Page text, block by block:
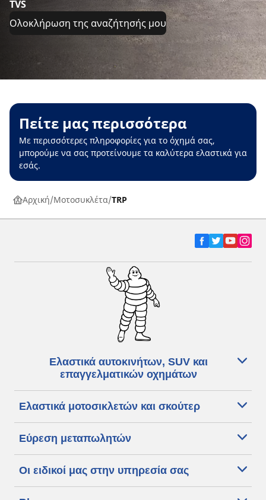
TVS
Ολοκλήρωση της αναζήτησής μου
Πείτε μας περισσότερα
Με περισσότερες πληροφορίες για το όχημά σας,
μπορούμε να σας προτείνουμε τα καλύτερα ελαστικά για
εσάς.
Αρχική Μοτοσυκλέτα TRP
Ελαστικά αυτοκινήτων, SUV και
επαγγελματικών οχημάτων
Ελαστικά μοτοσικλετών και σκούτερ
Εύρεση μεταπωλητών
Οι ειδικοί μας στην υπηρεσία σας